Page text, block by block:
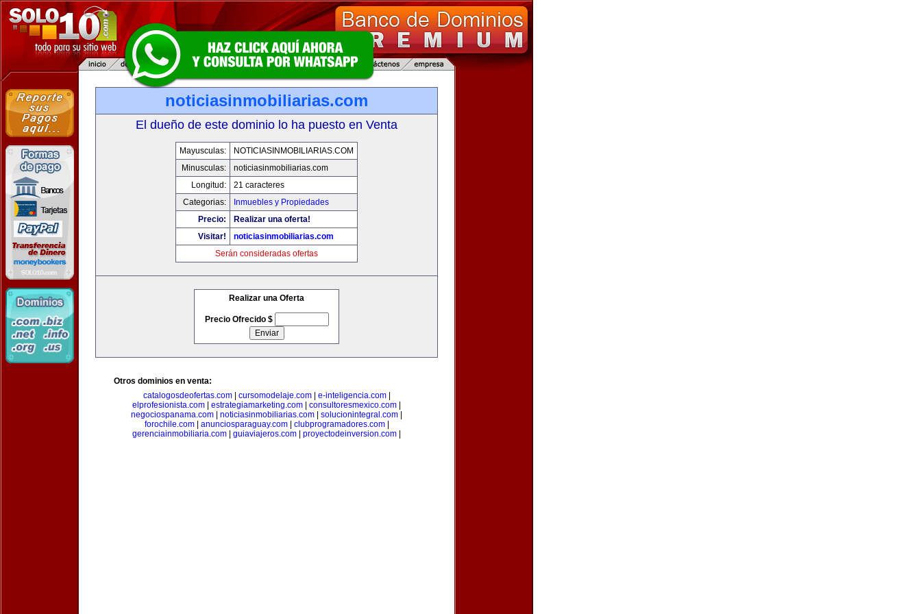
noticiasinmobiliarias.com
El dueño de este dominio lo ha puesto en Venta
Mayusculas:
NOTICIASINMOBILIARIAS.COM
Minusculas:
noticiasinmobiliarias.com
Longitud:
21 caracteres
Categorias:
Inmuebles y Propiedades
Precio:
Realizar una oferta!
Visitar!
noticiasinmobiliarias.com
Serán consideradas ofertas
Realizar una Oferta
Precio Ofrecido $
Otros dominios en venta:
catalogosdeofertas.com| cursomodelaje.com| e-inteligencia.com|
elprofesionista.com
estrategiamarketing.com consultoresmexico.com
negociospanama.com
noticiasinmobiliarias.com solucionintegral.com
forochile.com| anunciosparaguay.com| clubprogramadores.com|
gerenciainmobiliaria.com
guiaviajeros.com proyectodeinversion.com